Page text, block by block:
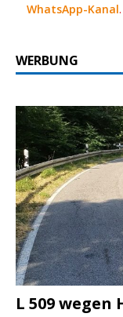
WhatsApp-Kanal
WERBUNG
L 509